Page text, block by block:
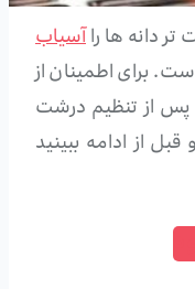
تر دانه ها راآسیاب
برای اطمینان از
پس از تنظیم درشت
از ادامه ببینید